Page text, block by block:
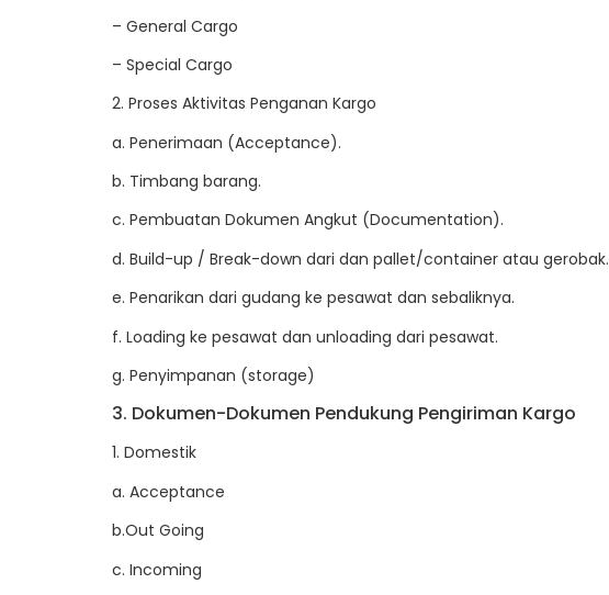
– General Cargo
– Special Cargo
2. Proses Aktivitas Penganan Kargo
a. Penerimaan (Acceptance).
b. Timbang barang.
c. Pembuatan Dokumen Angkut (Documentation).
d. Build-up / Break-down dari dan pallet/container atau gerobak.
e. Penarikan dari gudang ke pesawat dan sebaliknya.
f. Loading ke pesawat dan unloading dari pesawat.
g. Penyimpanan (storage)
3. Dokumen-Dokumen Pendukung Pengiriman Kargo
1. Domestik
a. Acceptance
b.Out Going
c. Incoming